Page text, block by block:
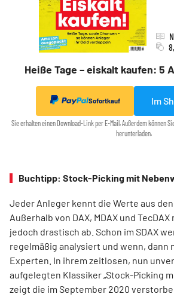
Heiße Tage – eiskalt kaufen: 5
Sofortkauf Im
Sie erhalten einen Download-Link per E-Mail. Außerdem können
herunterladen.
Buchtipp: Stock-Picking mit
Jeder Anleger kennt die Werte aus
Außerhalb von DAX, MDAX und
jedoch drastisch ab. Schon im SDAX
regel­mäßig analysiert und wenn, dann
Experten. In ihrem zeitlosen, nun
aufgelegten Klassiker „Stock-Picking
zeigt die im September 2020